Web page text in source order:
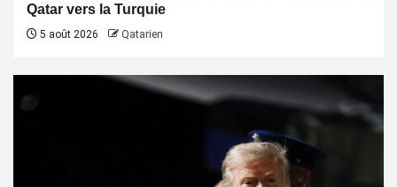
Qatar vers la Turquie
5 août 2026 Qatarien